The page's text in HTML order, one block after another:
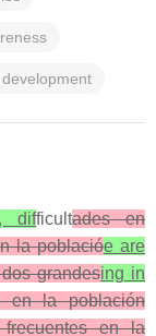
difficultades en
la poblacióe are
grandesing in
en la población
en la